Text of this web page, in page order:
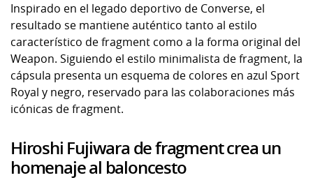
Inspirado en el legado deportivo de Converse, el
resultado se mantiene auténtico tanto al estilo
característico de fragment como a la forma original del
Weapon. Siguiendo el estilo minimalista de fragment, la
cápsula presenta un esquema de colores en azul Sport
Royal y negro, reservado para las colaboraciones más
icónicas de fragment.
Hiroshi Fujiwara de fragment crea un
homenaje al baloncesto